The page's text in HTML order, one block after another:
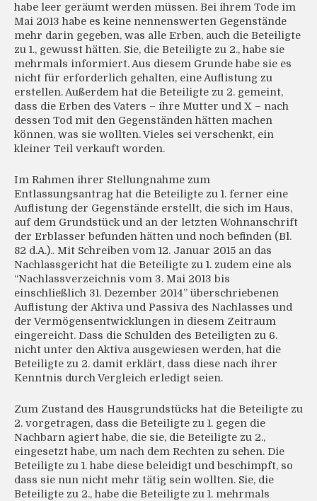
habe leer geräumt werden müssen. Bei ihrem Tode im
Mai 2013 habe es keine nennenswerten Gegenstände
mehr darin gegeben, was alle Erben, auch die Beteiligte
zu 1., gewusst hätten. Sie, die Beteiligte zu 2., habe sie
mehrmals informiert. Aus diesem Grunde habe sie es
nicht für erforderlich gehalten, eine Auflistung zu
erstellen. Außerdem hat die Beteiligte zu 2. gemeint,
dass die Erben des Vaters – ihre Mutter und X – nach
dessen Tod mit den Gegenständen hätten machen
können, was sie wollten. Vieles sei verschenkt, ein
kleiner Teil verkauft worden.
Im Rahmen ihrer Stellungnahme zum
Entlassungsantrag hat die Beteiligte zu 1. ferner eine
Auflistung der Gegenstände erstellt, die sich im Haus,
auf dem Grundstück und an der letzten Wohnanschrift
der Erblasser befunden hätten und noch befinden (Bl.
82 d.A.).. Mit Schreiben vom 12. Januar 2015 an das
Nachlassgericht hat die Beteiligte zu 1. zudem eine als
“Nachlassverzeichnis vom 3. Mai 2013 bis
einschließlich 31. Dezember 2014” überschriebenen
Auflistung der Aktiva und Passiva des Nachlasses und
der Vermögensentwicklungen in diesem Zeitraum
eingereicht. Dass die Schulden des Beteiligten zu 6.
nicht unter den Aktiva ausgewiesen werden, hat die
Beteiligte zu 2. damit erklärt, dass diese nach ihrer
Kenntnis durch Vergleich erledigt seien.
Zum Zustand des Hausgrundstücks hat die Beteiligte zu
2. vorgetragen, dass die Beteiligte zu 1. gegen die
Nachbarn agiert habe, die sie, die Beteiligte zu 2.,
eingesetzt habe, um nach dem Rechten zu sehen. Die
Beteiligte zu 1. habe diese beleidigt und beschimpft, so
dass sie nun nicht mehr tätig sein wollten. Sie, die
Beteiligte zu 2., habe die Beteiligte zu 1. mehrmals